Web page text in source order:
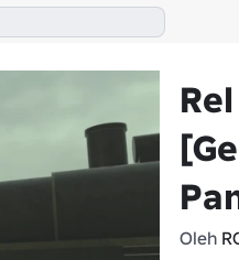
Oleh